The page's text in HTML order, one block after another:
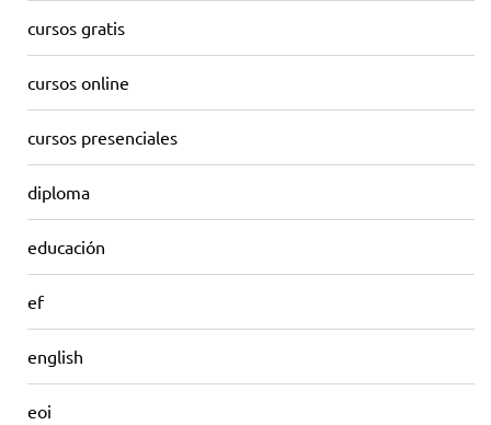
cursos gratis
cursos online
cursos presenciales
diploma
educación
ef
english
eoi